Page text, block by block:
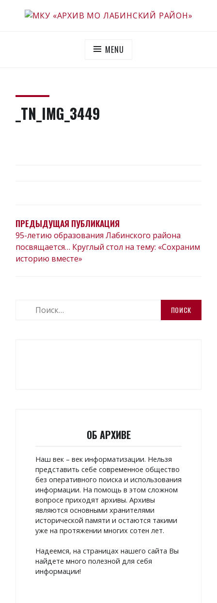
MENU
_TN_IMG_3449
ЗАПИСЯМ
ПРЕДЫДУЩАЯ ПУБЛИКАЦИЯ
95-летию образования Лабинского района
посвящается… Круглый стол на тему: «Сохраним
историю вместе»
ОБ АРХИВЕ
Наш век – век информатизации. Нельзя
представить себе современное общество
без оперативного поиска и использования
информации. На помощь в этом сложном
вопросе приходят архивы. Архивы
являются основными хранителями
исторической памяти и остаются такими
уже на протяжении многих сотен лет.
Надеемся, на страницах нашего сайта Вы
найдете много полезной для себя
информации!